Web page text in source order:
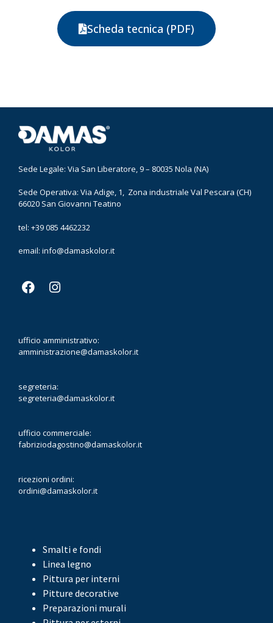
Scheda tecnica (PDF)
Sede Legale: Via San Liberatore, 9 – 80035 Nola (NA)
Sede Operativa: Via Adige, 1, Zona industriale Val Pescara (CH)
66020 San Giovanni Teatino
tel: +39 085 4462232
email: info@damaskolor.it
ufficio amministrativo:
amministrazione@damaskolor.it
segreteria:
segreteria@damaskolor.it
ufficio commerciale:
fabriziodagostino@damaskolor.it
ricezioni ordini:
ordini@damaskolor.it
Smalti e fondi
Linea legno
Pittura per interni
Pitture decorative
Preparazioni murali